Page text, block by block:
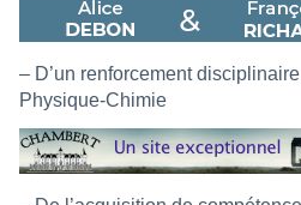
– D’un renforcement
Physique-Chimie